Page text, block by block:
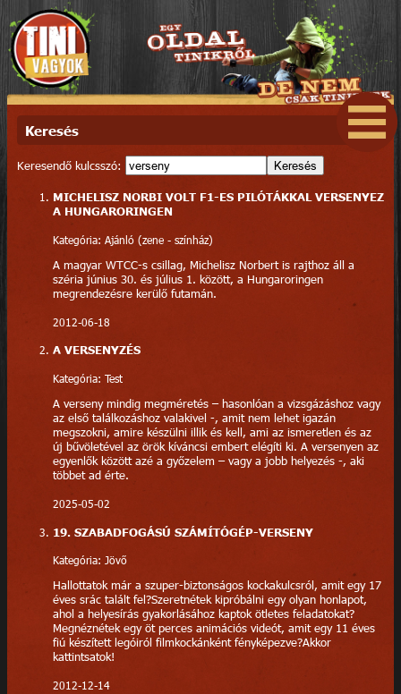
Keresés
Keresendő kulcsszó: Keresés
MICHELISZ NORBI VOLT F1-ES PILÓTÁKKAL VERSENYEZ
A HUNGARORINGEN
Kategória: Ajánló (zene - színház)
A magyar WTCC-s csillag, Michelisz Norbert is rajthoz áll a
széria június 30. és július 1. között, a Hungaroringen
megrendezésre kerülő futamán.
2012-06-18
A VERSENYZÉS
Kategória: Test
A verseny mindig megméretés – hasonlóan a vizsgázáshoz vagy
az első találkozáshoz valakivel -, amit nem lehet igazán
megszokni, amire készülni illik és kell, ami az ismeretlen és az
új bűvöletével az örök kíváncsi embert elégíti ki. A versenyen az
egyenlők között azé a győzelem – vagy a jobb helyezés -, aki
többet ad érte.
2025-05-02
19. SZABADFOGÁSÚ SZÁMÍTÓGÉP-VERSENY
Kategória: Jövő
Hallottatok már a szuper-biztonságos kockakulcsról, amit egy 17
éves srác talált fel?Szeretnétek kipróbálni egy olyan honlapot,
ahol a helyesírás gyakorlásához kaptok ötletes feladatokat?
Megnéznétek egy öt perces animációs videót, amit egy 11 éves
fiú készített legóiról filmkockánként fényképezve?Akkor
kattintsatok!
2012-12-14